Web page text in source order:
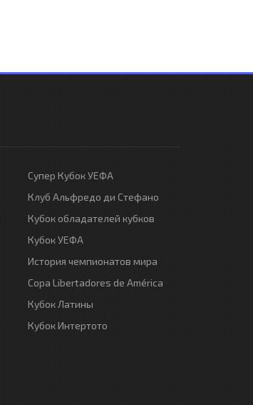
Супер Кубок УЕФА
Клуб Альфредо ди Стефано
Кубок обладателей кубков
Кубок УЕФА
История чемпионатов мира
Copa Libertadores de América
Кубок Латины
Кубок Интертото